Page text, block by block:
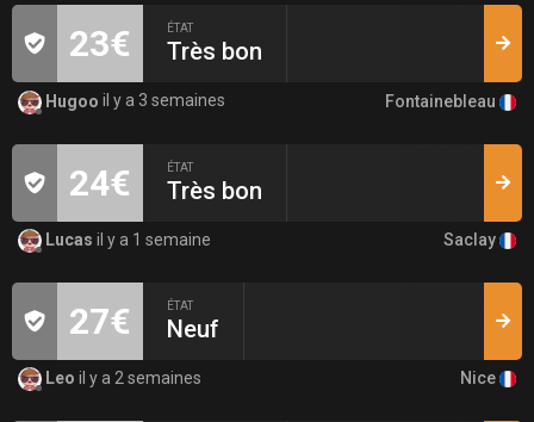
23€ ÉTAT
Très bon
Hugoo il y a 3 semaines Fontainebleau
24€ ÉTAT
Très bon
Lucas il y a 1 semaine Saclay
27€ ÉTAT
Neuf
Leo il y a 2 semaines Nice